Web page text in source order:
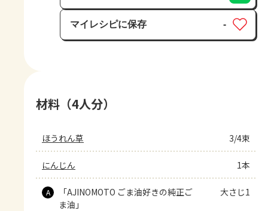
マイレシピに保存
保存済み
-
材料（4人分）
ほうれん草 3/4束
にんじん 1本
A
「AJINOMOTO ごま油好きの純正ご
ま油」
大さじ1